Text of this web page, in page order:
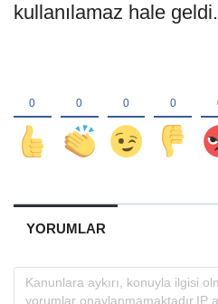
kullanılamaz hale geldi.
YORUMLAR